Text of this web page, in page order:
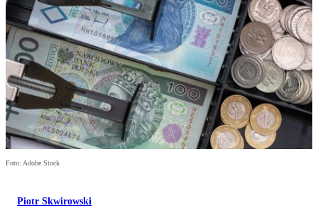
Foto: Adobe Stock
Piotr Skwirowski